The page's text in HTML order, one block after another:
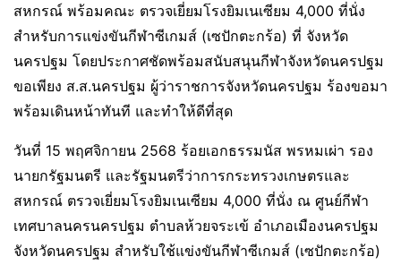
สหกรณ์ พร้อมคณะ ตรวจเยี่ยมโรงยิมเนเซียม 4,000 ที่นั่ง
สำหรับการแข่งขันกีฬาซีเกมส์ (เซปักตะกร้อ) ที่ จังหวัด
นครปฐม โดยประกาศชัดพร้อมสนับสนุนกีฬาจังหวัดนครปฐม
ขอเพียง ส.ส.นครปฐม ผู้ว่าราชการจังหวัดนครปฐม ร้องขอมา
พร้อมเดินหน้าทันที และทำให้ดีที่สุด
วันที่ 15 พฤศจิกายน 2568 ร้อยเอกธรรมนัส พรหมเผ่า รอง
นายกรัฐมนตรี และรัฐมนตรีว่าการกระทรวงเกษตรและ
สหกรณ์ ตรวจเยี่ยมโรงยิมเนเซียม 4,000 ที่นั่ง ณ ศูนย์กีฬา
เทศบาลนครนครปฐม ตำบลห้วยจระเข้ อำเภอเมืองนครปฐม
จังหวัดนครปฐม สำหรับใช้แข่งขันกีฬาซีเกมส์ (เซปักตะกร้อ)